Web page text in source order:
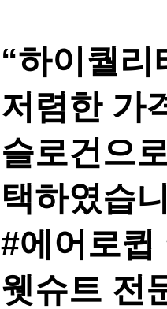
“하이퀄
저렴한 가
슬로건으
택하였습
#에어로큅
웻슈트 전